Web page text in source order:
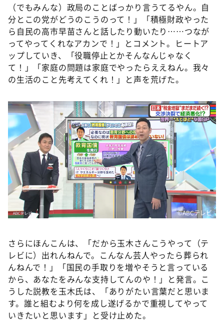
（でもみんな）政局のことばっかり言うてるやん。自
分とこの党がどうのこうのって！」「積極財政やった
ら自民の高市早苗さんと話したり動いたり……つなが
ってやってくれなアカンで！」とコメント。ヒートア
ップしていき、「役職停止とかそんなんじゃなく
て！」「家庭の問題は家庭でやったらええねん。我々
の生活のこと先考えてくれ！」と声を荒げた。
©️ABCテレビ
さらにほんこんは、「だから玉木さんこうやって（テ
レビに）出れんねんで。こんなん芸人やったら葬られ
んねんで！」「国民の手取りを増やそうと言っている
から、あなたをみんな支持してんのや！」と発言。こ
うした説教を玉木氏は、「ありがたい言葉だと思いま
す。誰と組むより何を成し遂げるかで重視してやって
いきたいと思います」と受け止めた。